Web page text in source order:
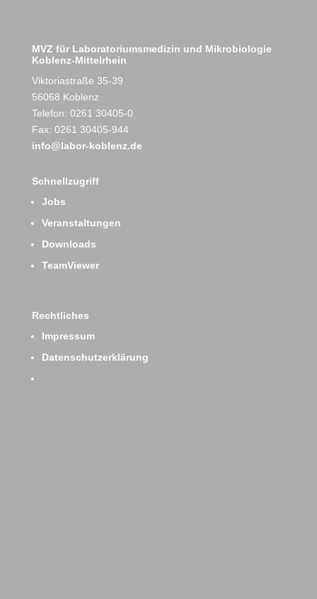
MVZ für Laboratoriumsmedizin und Mikrobiologie
Koblenz-Mittelrhein
Viktoriastraße 35-39
56068 Koblenz
Telefon: 0261 30405-0
Fax: 0261 30405-944
info@labor-koblenz.de
Schnellzugriff
Jobs
Veranstaltungen
Downloads
TeamViewer
Rechtliches
Impressum
Datenschutzerklärung